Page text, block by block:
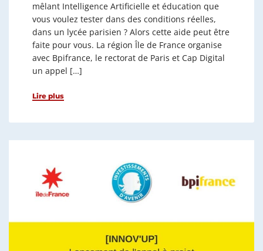
mêlant Intelligence Artificielle et éducation que
vous voulez tester dans des conditions réelles,
dans un lycée parisien ? Alors cette aide peut être
faite pour vous. La région Île de France organise
avec Bpifrance, le rectorat de Paris et Cap Digital
un appel […]
Lire plus